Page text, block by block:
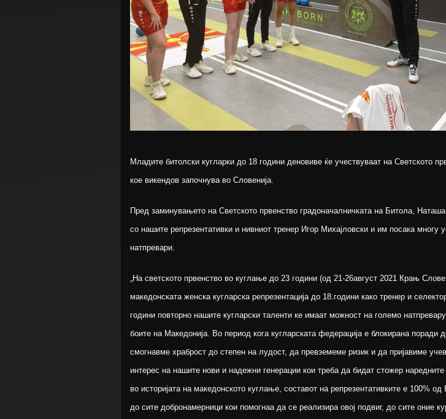
Младите битолски кугларки до 18 години деновиве ќе учествуваат на Светското
кое викендов започнува во Словенија.
Пред заминувањето на Светското првенство градоначалничката на Битола,
со нашите репрезентативки и нивниот тренер Игор Михајловски и им посака многу
натпревари.
„На светското првенство во куглање до 23 години (од 21-26август 2021 Крањ
македонската женска кугларска репрезентација до 18.години како тренер и
години повторно нашите кугларски таленти ке имаат можност на големо
боите на Македонија. Во период кога кугларската федерација е блокирана поради
смогнавме храброст до степен на лудост, да превземеме ризик и да пријавиме
интерес на нашите нови и надежни генерации кои треба да бидат стожер
во историјата на македонското куглање, составот на репрезентативките е 100%
до сите добронамерници кои помогнаа да се реализира овој подвиг, до сите оние